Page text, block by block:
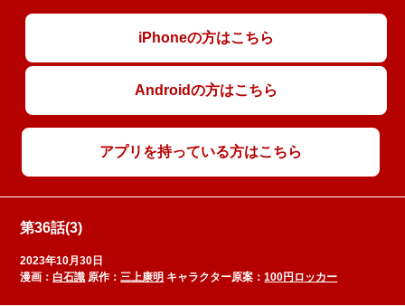
iPhoneの方はこちら
Androidの方はこちら
アプリを持っている方はこちら
第36話(3)
2023年10月30日
漫画：白石識 原作：三上康明 キャラクター原案：100円ロッカー